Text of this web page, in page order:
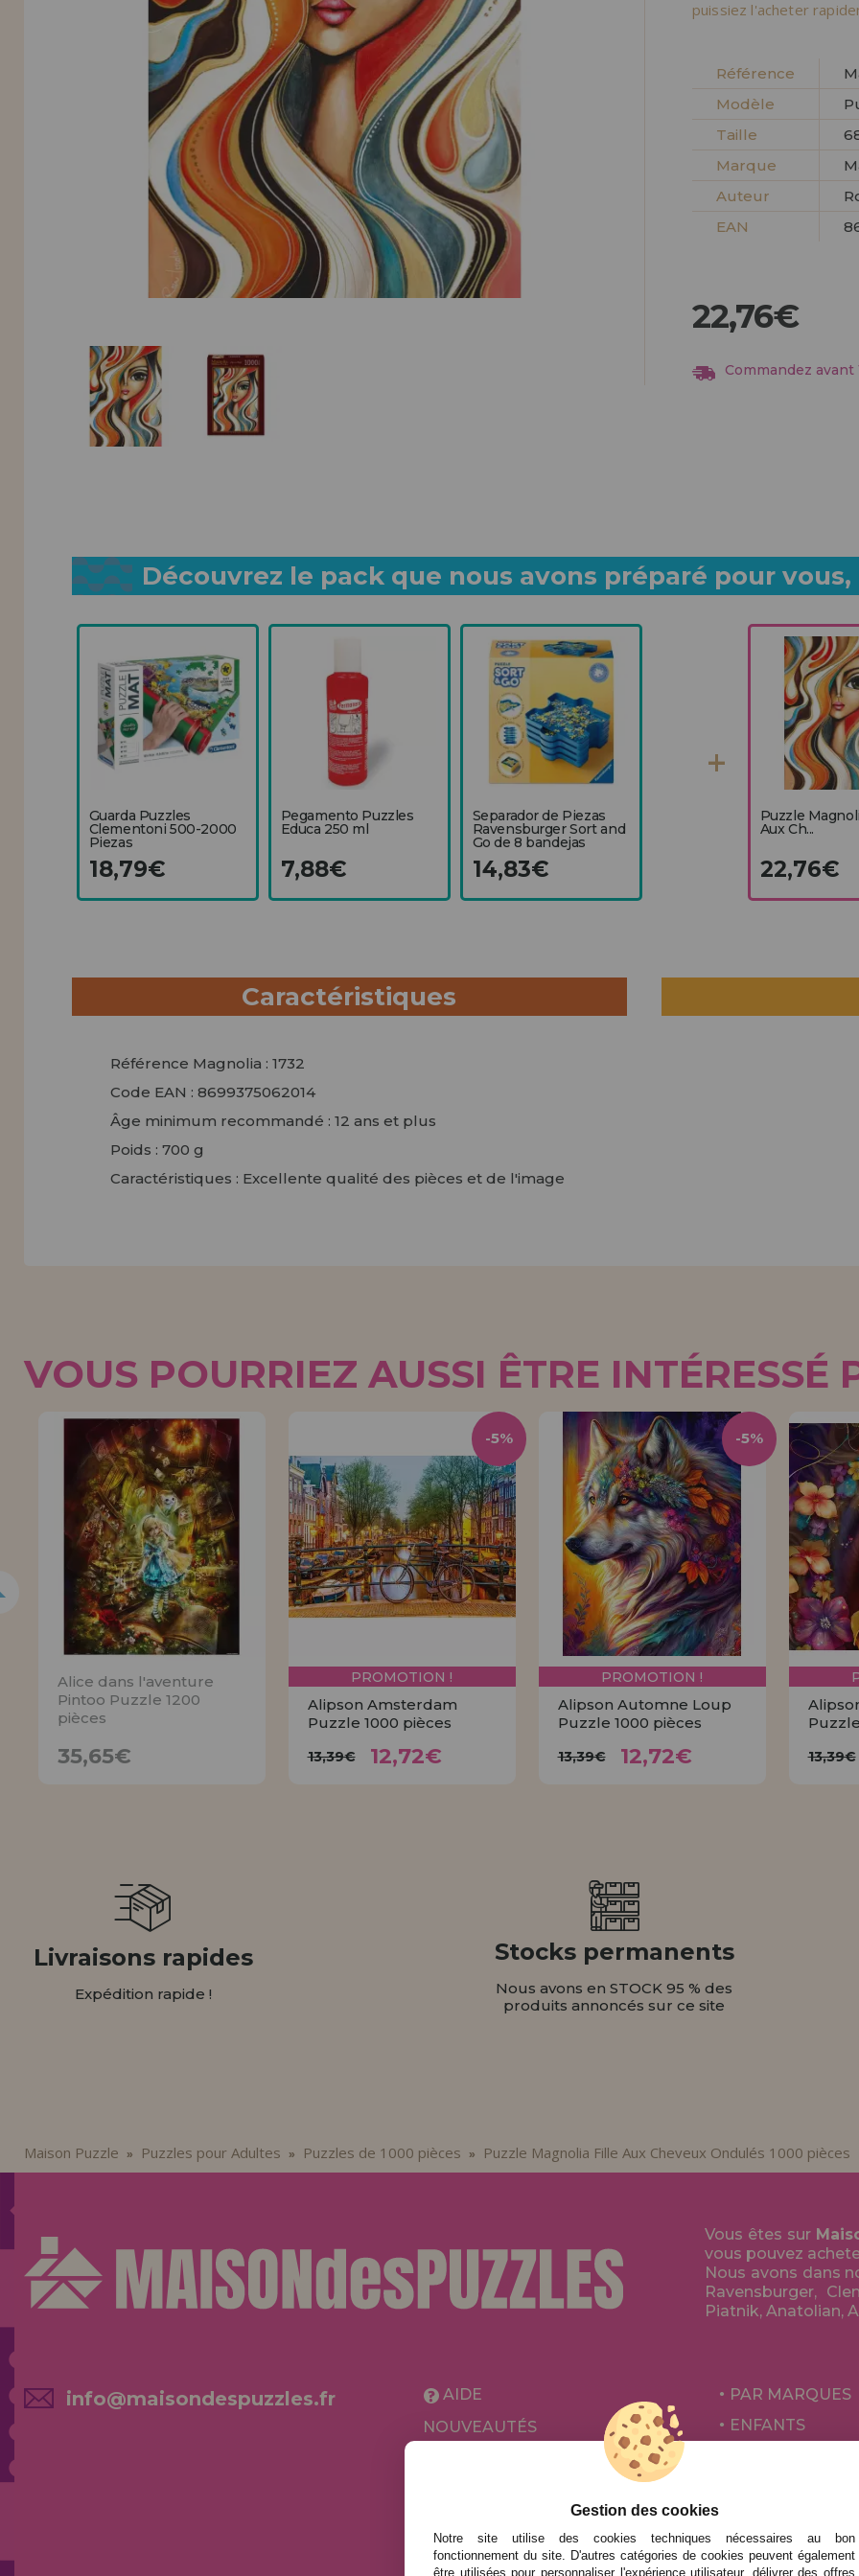
INFORMATION
info@maisondespuzzles.fr
Allez-y! Nous vous attendions.
NOUVEAU CLIENT
Allez-y! Nous vous
puissiez l'acheter
Référence
Modèle
Taille
Marque
Auteur
EAN
22,76€
Commandez
Découvrez le pack que nous avons préparé pour
Guarda Puzzles
Clementoni 500-2000
Piezas
18,79€
Pegamento Puzzles
Educa 250 ml
7,88€
Separador de Piezas
Ravensburger Sort and
Go de 8 bandejas
14,83€
Puzzle
Aux Ch...
22,76€
Caractéristiques
Référence Magnolia : 1732
Code EAN : 8699375062014
Âge minimum recommandé : 12 ans et plus
Poids : 700 g
Caractéristiques : Excellente qualité des pièces et de l'image
VOUS POURRIEZ AUSSI ÊTRE INTÉRESSÉ
Alice dans l'aventure
Pintoo Puzzle 1200
pièces
35,65€
PROMOTION !
Alipson Amsterdam
Puzzle 1000 pièces
13,39€ 12,72€
-5%
PROMOTION !
Alipson Automne Loup
Puzzle 1000 pièces
13,39€ 12,72€
-5%
13,39€
Livraisons rapides
Expédition rapide !
Stocks permanents
Nous avons en STOCK 95 % des
produits annoncés sur ce site
Maison Puzzle » Puzzles pour Adultes » Puzzles de 1000 pièces » Puzzle Magnolia Fille Aux Cheveux Ondulés 1000 pièces
Vous êtes sur
vous pouvez
Nous avons dans
Ravensburger,
Piatnik, Anatolian,
info@maisondespuzzles.fr
AIDE
NOUVEAUTÉS
PROMOTIONS ET OFFRES
PAR MARQUES
ENFANTS
JEUX DE
Gestion des cookies
Notre site utilise des cookies techniques nécessaires au bon
fonctionnement du site. D'autres catégories de cookies peuvent également
être utilisées pour personnaliser l'expérience utilisateur, délivrer des offres